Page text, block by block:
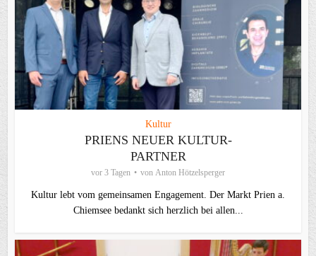
Kultur
PRIENS NEUER KULTUR-
PARTNER
vor 3 Tagen von Anton Hötzelsperger
Kultur lebt vom gemeinsamen Engagement. Der Markt Prien a.
Chiemsee bedankt sich herzlich bei allen...